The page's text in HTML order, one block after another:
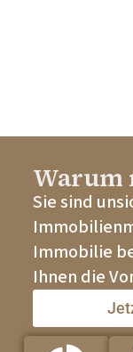
Warum
Sie sind
Immobilie
Ihnen die